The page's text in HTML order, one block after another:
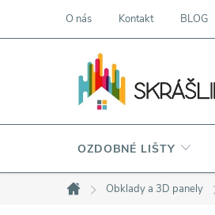
O nás Kontakt BLOG
OZDOBNÉ LIŠTY
Domov
Obklady a 3D panely